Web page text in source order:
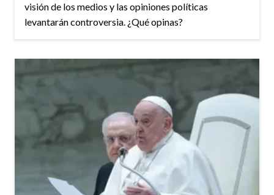
visión de los medios y las opiniones políticas
levantarán controversia. ¿Qué opinas?